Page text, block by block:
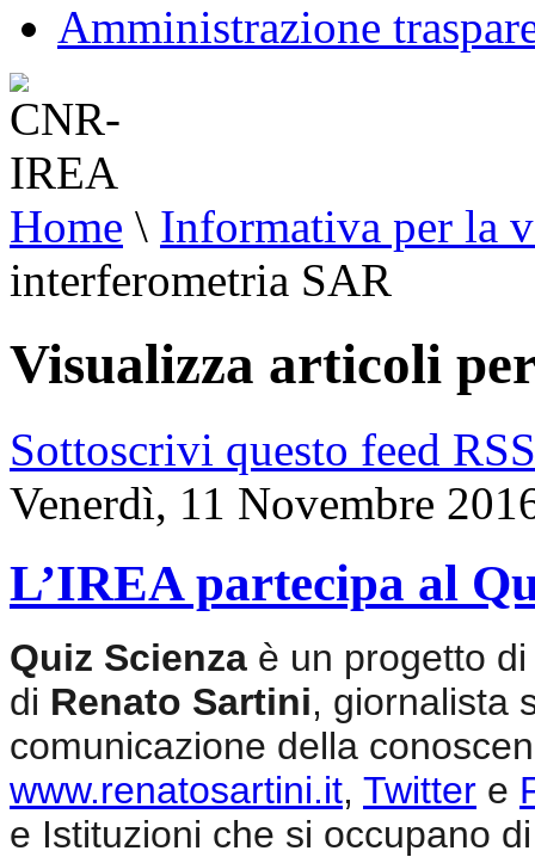
Amministrazione
Home \ Informativa per la
interferometria SAR
Visualizza articoli
Sottoscrivi questo feed RSS
Venerdì, 11 Novembre
L’IREA partecipa al
Quiz Scienza è un progetto
di Renato Sartini, giornalista
comunicazione della
www.renatosartini.it, Twitter e
e Istituzioni che si occupano